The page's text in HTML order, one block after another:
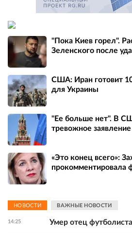
"Пока Киев горел".
Зеленского после
США: Иран готовит
для Украины
"Ее больше нет". В
тревожное
«Это конец всего»:
прокомментировала
НОВОСТИ ВАЖНЫЕ НОВОСТИ
14:25 Умер отец